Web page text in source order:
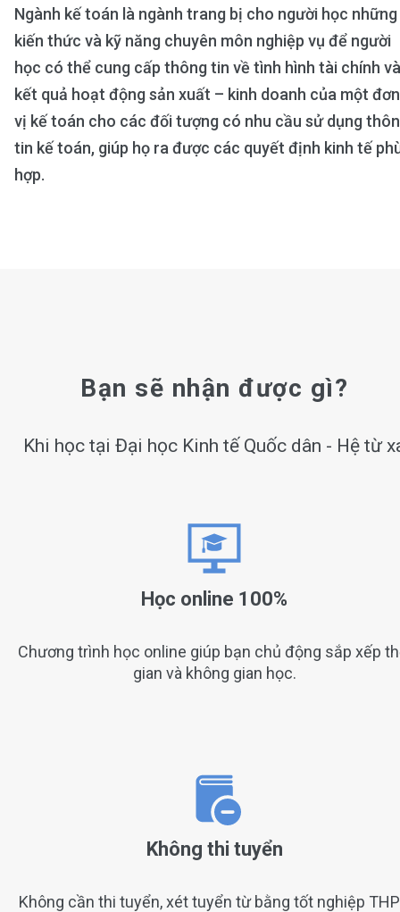
Ngành kế toán là ngành trang bị cho người học những
kiến thức và kỹ năng chuyên môn nghiệp vụ để người
học có thể cung cấp thông tin về tình hình tài chính và
kết quả hoạt động sản xuất – kinh doanh của một đơn
vị kế toán cho các đối tượng có nhu cầu sử dụng
tin kế toán, giúp họ ra được các quyết định kinh tế
hợp.
Bạn sẽ nhận được gì?
Khi học tại Đại học Kinh tế Quốc dân - Hệ từ
Học online 100%
Chương trình học online giúp bạn chủ động sắp xếp
gian và không gian học.
Không thi tuyển
Không cần thi tuyển, xét tuyển từ bằng tốt nghiệp